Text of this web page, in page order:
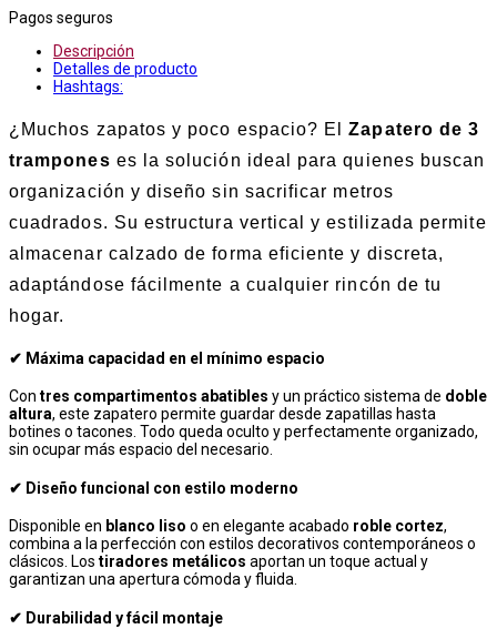
Pagos seguros
Descripción
Detalles de producto
Hashtags:
¿Muchos zapatos y poco espacio? ElZapatero de 3
trampones es la solución ideal para quienes buscan
organización y diseño sin sacrificar metros
cuadrados. Su estructura vertical y estilizada permite
almacenar calzado de forma eficiente y discreta,
adaptándose fácilmente a cualquier rincón de tu
hogar.
✔ Máxima capacidad en el mínimo espacio
Con tres compartimentos abatibles y un práctico sistema de doble
altura, este zapatero permite guardar desde zapatillas hasta
botines o tacones. Todo queda oculto y perfectamente organizado,
sin ocupar más espacio del necesario.
✔ Diseño funcional con estilo moderno
Disponible en blanco liso o en elegante acabado roble cortez,
combina a la perfección con estilos decorativos contemporáneos o
clásicos. Los tiradores metálicos aportan un toque actual y
garantizan una apertura cómoda y fluida.
✔ Durabilidad y fácil montaje